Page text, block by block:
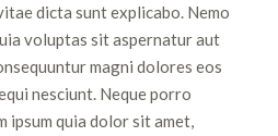
dicta sunt explicabo. Nemo
voluptas sit aspernatur aut
magni dolores eos
nesciunt. Neque porro
ipsum quia dolor sit amet,